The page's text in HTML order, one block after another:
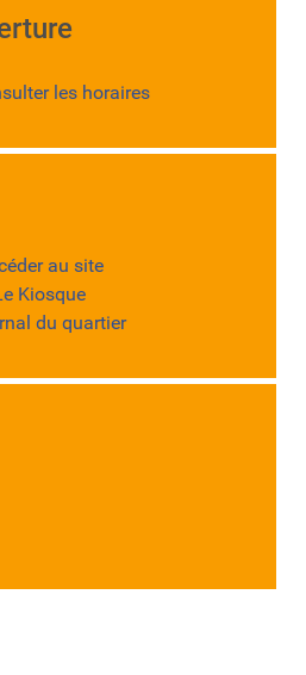
les horaires
au site
Kiosque
du quartier